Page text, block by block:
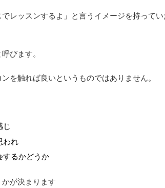
レッスンするよ」と言うイメージを持って
びます。
を触れば良いというものではありません。
じ
われ
するかどうか
が決まります